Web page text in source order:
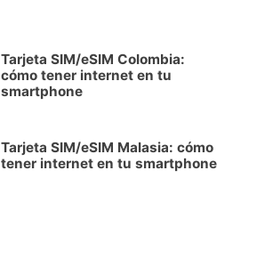
Tarjeta SIM/eSIM Colombia:
cómo tener internet en tu
smartphone
Tarjeta SIM/eSIM Malasia: cómo
tener internet en tu smartphone